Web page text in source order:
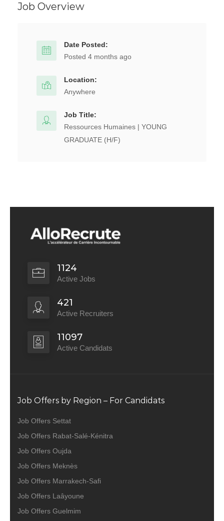
Job Overview
Date Posted:
Posted 4 months ago
Location:
Anywhere
Job Title:
Ressources Humaines | YOUNG
GRADUATE (H/F)
1124
Active Jobs
421
Active Recruiters
11097
Active Candidats
Job Offers by Region – For Candidats
Job Offers Settat
Job Offers Rabat-Salé-Kénitra
Job Offers Oujda
Job Offers Meknès
Job Offers Marrakech-Safi
Job Offers Laâyoune
Job Offers Guelmim